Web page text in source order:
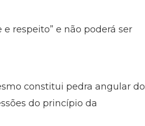
respeito” e não poderá ser
constitui pedra angular do
do princípio da